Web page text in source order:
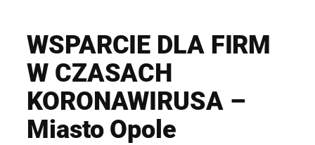
WSPARCIE DLA FIRM
W CZASACH
KORONAWIRUSA –
Miasto Opole